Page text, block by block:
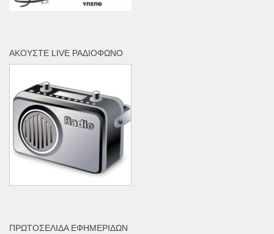
ΑΚΟΎΣΤΕ LIVE ΡΑΔΙΌΦΩΝΟ
ΠΡΩΤΟΣΈΛΙΔΑ ΕΦΗΜΕΡΊΔΩΝ